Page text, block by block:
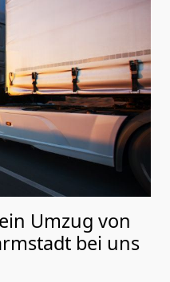
Umzug von
bei uns